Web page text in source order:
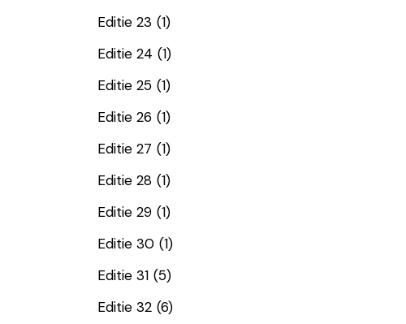
Editie 23 (1)
Editie 24 (1)
Editie 25 (1)
Editie 26 (1)
Editie 27 (1)
Editie 28 (1)
Editie 29 (1)
Editie 30 (1)
Editie 31 (5)
Editie 32 (6)